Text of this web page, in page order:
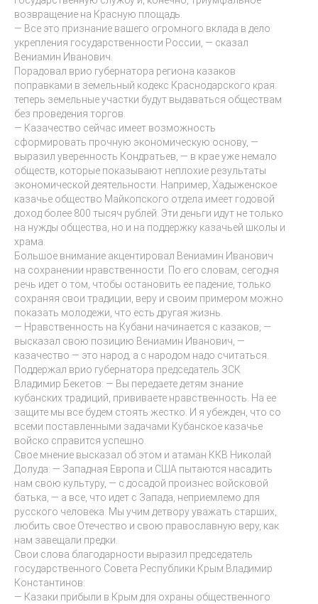
возвращение на Красную площадь.
— Все это признание вашего огромного вклада в дело
укрепления государственности России, — сказал
Вениамин Иванович.
Порадовал врио губернатора региона казаков
поправками в земельный кодекс Краснодарского края:
теперь земельные участки будут выдаваться обществам
без проведения торгов.
— Казачество сейчас имеет возможность
сформировать прочную экономическую основу, —
выразил уверенность Кондратьев, — в крае уже немало
обществ, которые показывают неплохие результаты
экономической деятельности. Например, Хадыженское
казачье общество Майкопского отдела имеет годовой
доход более 800 тысяч рублей. Эти деньги идут не только
на нужды общества, но и на поддержку казачьей школы и
храма.
Большое внимание акцентировал Вениамин Иванович
на сохранении нравственности. По его словам, сегодня
речь идет о том, чтобы остановить ее падение, только
сохраняя свои традиции, веру и своим примером можно
показать молодежи, что есть другая жизнь.
— Нравственность на Кубани начинается с казаков, —
высказал свою позицию Вениамин Иванович, —
казачество — это народ, а с народом надо считаться.
Поддержал врио губернатора председатель ЗСК
Владимир Бекетов: — Вы передаете детям знание
кубанских традиций, прививаете нравственность. На ее
защите мы все будем стоять жестко. И я убежден, что со
всеми поставленными задачами Кубанское казачье
войско справится успешно.
Свое мнение высказал об этом и атаман ККВ Николай
Долуда: — Западная Европа и США пытаются насадить
нам свою культуру, — с досадой произнес войсковой
батька, — а все, что идет с Запада, неприемлемо для
русского человека. Мы учим детвору уважать старших,
любить свое Отечество и свою православную веру, как
нам завещали предки.
Свои слова благодарности выразил председатель
государственного Совета Республики Крым Владимир
Константинов:
— Казаки прибыли в Крым для охраны общественного